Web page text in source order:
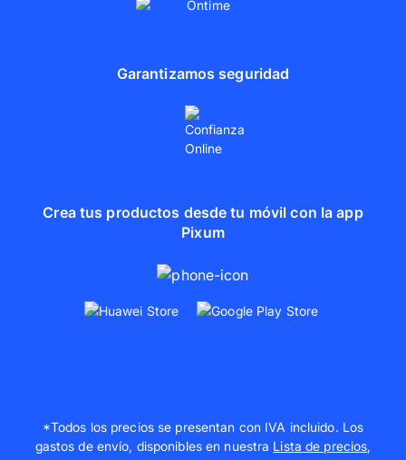
Garantizamos seguridad
Crea tus productos desde tu móvil con la app
Pixum
*Todos los precios se presentan con IVA incluido. Los
gastos de envío, disponibles en nuestra Lista de precios,